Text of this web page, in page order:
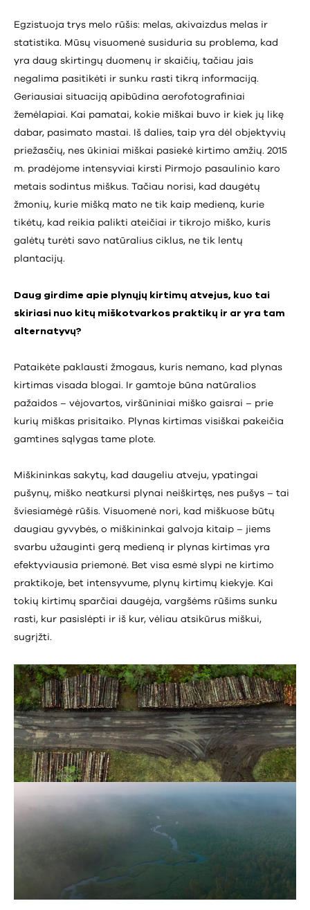
Egzistuoja trys melo rūšis: melas, akivaizdus melas ir
statistika. Mūsų visuomenė susiduria su problema, kad
yra daug skirtingų duomenų ir skaičių, tačiau jais
negalima pasitikėti ir sunku rasti tikrą informaciją.
Geriausiai situaciją apibūdina aerofotografiniai
žemėlapiai. Kai pamatai, kokie miškai buvo ir kiek jų likę
dabar, pasimato mastai. Iš dalies, taip yra dėl objektyvių
priežasčių, nes ūkiniai miškai pasiekė kirtimo amžių. 2015
m. pradėjome intensyviai kirsti Pirmojo pasaulinio karo
metais sodintus miškus. Tačiau norisi, kad daugėtų
žmonių, kurie mišką mato ne tik kaip medieną, kurie
tikėtų, kad reikia palikti ateičiai ir tikrojo miško, kuris
galėtų turėti savo natūralius ciklus, ne tik lentų
plantacijų.
Daug girdime apie plynųjų kirtimų atvejus, kuo tai
skiriasi nuo kitų miškotvarkos praktikų ir ar yra tam
alternatyvų?
Pataikėte paklausti žmogaus, kuris nemano, kad plynas
kirtimas visada blogai. Ir gamtoje būna natūralios
pažaidos – vėjovartos, viršūniniai miško gaisrai – prie
kurių miškas prisitaiko. Plynas kirtimas visiškai pakeičia
gamtines sąlygas tame plote.
Miškininkas sakytų, kad daugeliu atveju, ypatingai
pušynų, miško neatkursi plynai neiškirtęs, nes pušys – tai
šviesiamėgė rūšis. Visuomenė nori, kad miškuose būtų
daugiau gyvybės, o miškininkai galvoja kitaip – jiems
svarbu užauginti gerą medieną ir plynas kirtimas yra
efektyviausia priemonė. Bet visa esmė slypi ne kirtimo
praktikoje, bet intensyvume, plynų kirtimų kiekyje. Kai
tokių kirtimų sparčiai daugėja, vargšėms rūšims sunku
rasti, kur pasislėpti ir iš kur, vėliau atsikūrus miškui,
sugrįžti.